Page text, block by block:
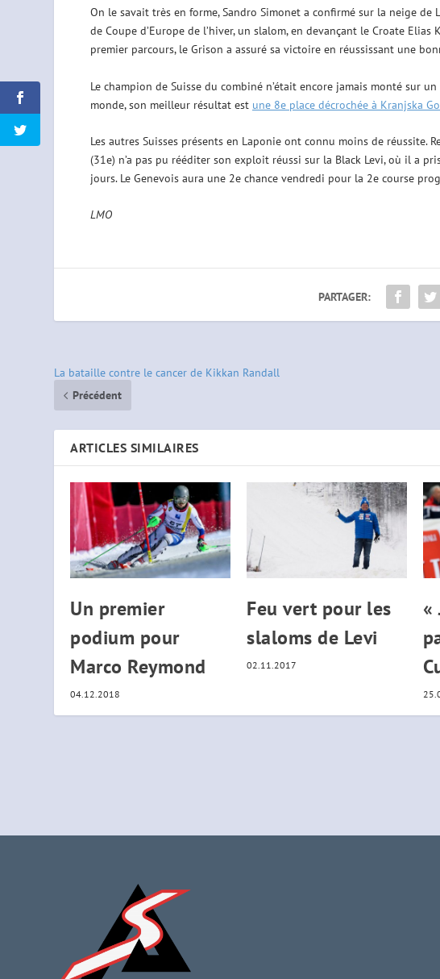
On le savait très en forme, Sandro Simonet a confirmé sur la neige de
de Coupe d’Europe de l’hiver, un slalom, en devançant le Croate Elias
premier parcours, le Grison a assuré sa victoire en réussissant une
Le champion de Suisse du combiné n’était encore jamais monté sur
monde, son meilleur résultat est une 8e place décrochée à Kranjska
Les autres Suisses présents en Laponie ont connu moins de réussite.
(31e) n’a pas pu rééditer son exploit réussi sur la Black Levi, où il a
jours. Le Genevois aura une 2e chance vendredi pour la 2e course
LMO
PARTAGER:
La bataille contre le cancer de Kikkan Randall
Précédent
ARTICLES SIMILAIRES
Un premier
podium pour
Marco Reymond
04.12.2018
Feu vert pour les
slaloms de Levi
02.11.2017
«